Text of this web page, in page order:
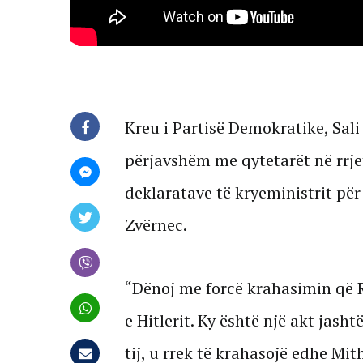
Kreu i Partisë Demokratike,
përjavshëm me qytetarët në
deklaratave të kryeministrit
Zvërnec.
“Dënoj me forcë krahasimin
e Hitlerit. Ky është një akt
tij, u rrek të krahasojë edhe